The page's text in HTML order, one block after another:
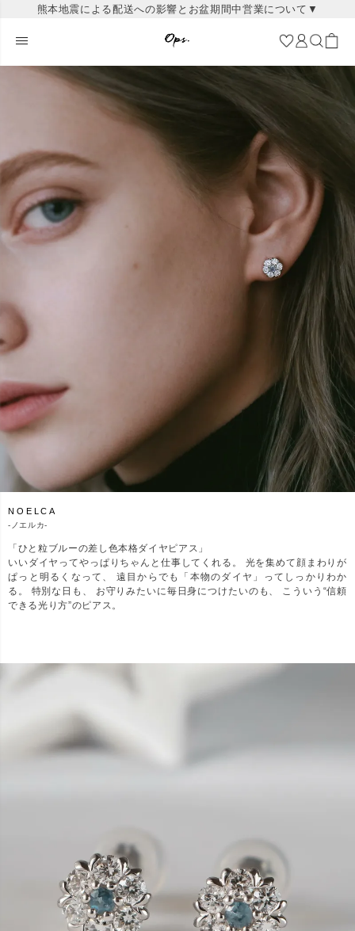
熊本地震による配送への影響とお盆期間中営業について▼
NOELCA
- ノエルカ-
「ひと粒ブルーの差し色本格ダイヤピアス」
いいダイヤってやっぱりちゃんと仕事してくれる。 光を集めて顔まわりが
ぱっと明るくなって、 遠目からでも「本物のダイヤ」ってしっかりわか
る。 特別な日も、 お守りみたいに毎日身につけたいのも、 こういう“信頼
できる光り方”のピアス。